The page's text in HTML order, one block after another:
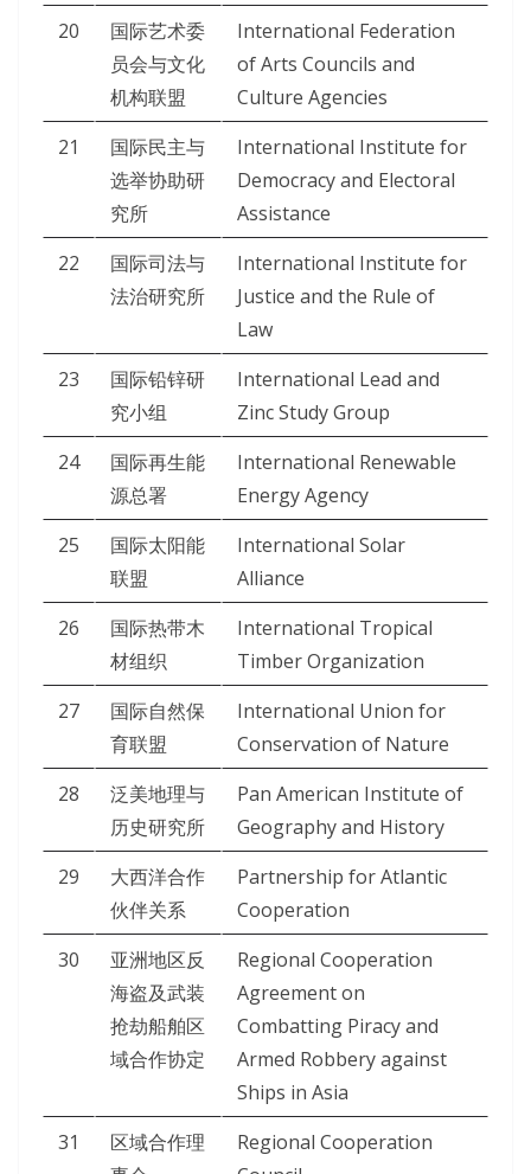
20
国际艺术委
员会与文化
机构联盟
International Federation
of Arts Councils and
Culture Agencies
21
国际民主与
选举协助研
究所
International Institute for
Democracy and Electoral
Assistance
22
国际司法与
法治研究所
International Institute for
Justice and the Rule of
Law
23
国际铅锌研
究小组
International Lead and
Zinc Study Group
24
国际再生能
源总署
International Renewable
Energy Agency
25
国际太阳能
联盟
International Solar
Alliance
26
国际热带木
材组织
International Tropical
Timber Organization
27
国际自然保
育联盟
International Union for
Conservation of Nature
28
泛美地理与
历史研究所
Pan American Institute of
Geography and History
29
大西洋合作
伙伴关系
Partnership for Atlantic
Cooperation
30
亚洲地区反
海盗及武装
抢劫船舶区
域合作协定
Regional Cooperation
Agreement on
Combatting Piracy and
Armed Robbery against
Ships in Asia
31
区域合作理
Regional Cooperation